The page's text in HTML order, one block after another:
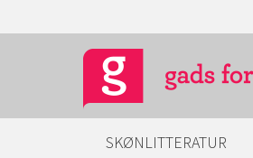
SKØNLITTERATUR